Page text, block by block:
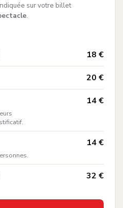
sur votre billet
.
—
18 €
—
20 €
—
14 €
—
14 €
—
32 €